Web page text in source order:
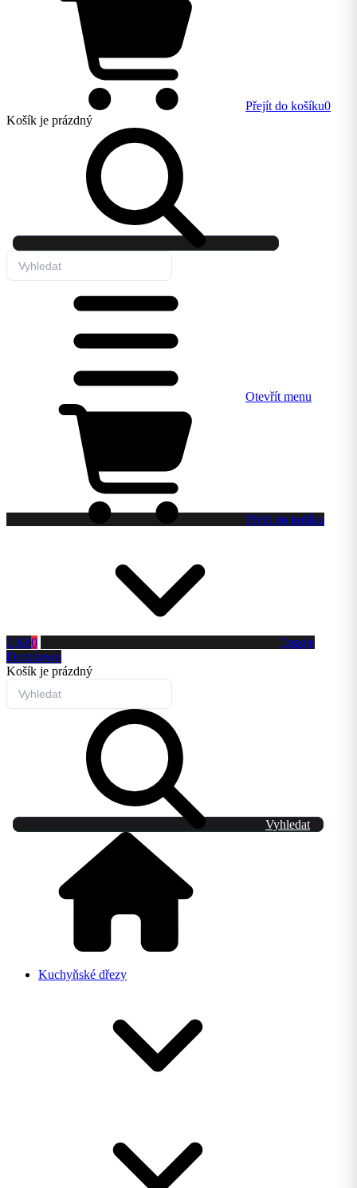
Přejít do košíku0
Košík je prázdný
Otevřít menu
Přejít do košíku
0 Kč0
Toggle
Dropdown
Košík je prázdný
Vyhledat
Kuchyňské dřezy